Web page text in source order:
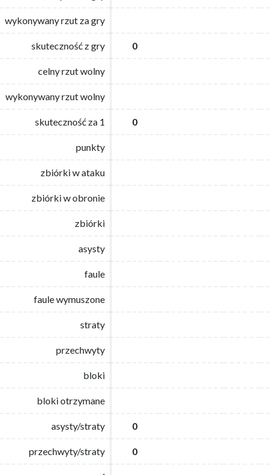
wykonywany rzut za gry
skuteczność z gry 0
celny rzut wolny
wykonywany rzut wolny
skuteczność za 1 0
punkty
zbiórki w ataku
zbiórki w obronie
zbiórki
asysty
faule
faule wymuszone
straty
przechwyty
bloki
bloki otrzymane
asysty/straty 0
przechwyty/straty 0
wykonywany rzut za gry
skuteczność z gry 0
celny rzut wolny
wykonywany rzut wolny
skuteczność za 1 0
punkty
zbiórki w ataku
zbiórki w obronie
zbiórki
asysty
faule
faule wymuszone
straty
przechwyty
bloki
bloki otrzymane
asysty/straty 0
przechwyty/straty 0